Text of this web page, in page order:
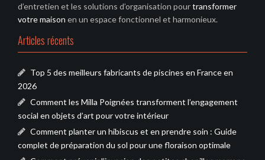
d’entretien et les solutions d’organisation pourtransformer
votre maison en un espace fonctionnel et harmonieux.
Articles récents
Top 5 des meilleurs fabricants de piscines en France en
2026
Comment les Milla Poignées transforment l’engagement
social en objets d’art pour votre intérieur
Comment planter un hibiscus et en prendre soin : Guide
complet de préparation du sol pour une floraison optimale